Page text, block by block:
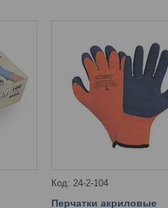
24-2-104
Перчатки акриловые